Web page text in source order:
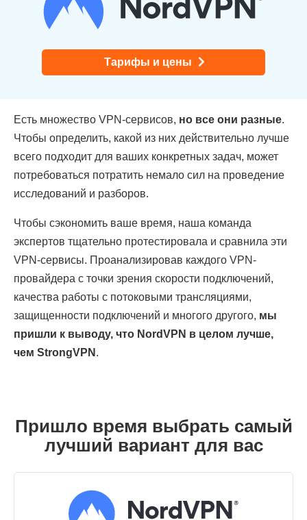
Тарифы и цены
Есть множество VPN-сервисов, но все они разные.
Чтобы определить, какой из них действительно лучше
всего подходит для ваших конкретных задач, может
потребоваться потратить немало сил на проведение
исследований и разборов.
Чтобы сэкономить ваше время, наша команда
экспертов тщательно протестировала и сравнила эти
VPN-сервисы. Проанализировав каждого VPN-
провайдера с точки зрения скорости подключений,
качества работы с потоковыми трансляциями,
защищенности подключений и многого другого, мы
пришли к выводу, что NordVPN в целом лучше,
чем StrongVPN .
Пришло время выбрать самый
лучший вариант для вас